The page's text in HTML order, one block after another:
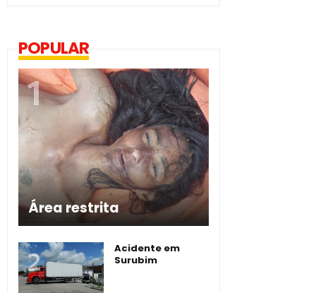
POPULAR
Área restrita
Acidente em
Surubim